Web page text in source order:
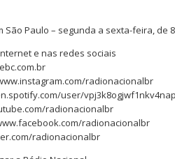
São Paulo – segunda a sexta-feira, de
e nas redes sociais
radionacionalbr
user/
radionacionalbr
radionacionalbr
radionacionalbr